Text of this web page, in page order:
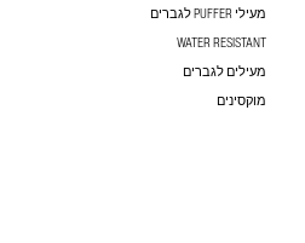
מעילי PUFFER לגברים
WATER RESISTANT
מעילים לגברים
מוקסינים